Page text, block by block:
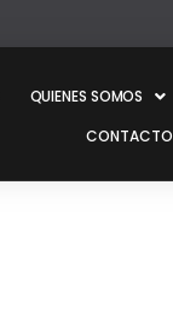
QUIENES SOMOS
CONTACTO